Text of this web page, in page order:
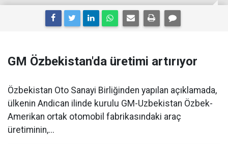
GM Özbekistan'da üretimi artırıyor
Özbekistan Oto Sanayi Birliğinden yapılan açıklamada,
ülkenin Andican ilinde kurulu GM-Uzbekistan Özbek-
Amerikan ortak otomobil fabrikasındaki araç
üretiminin,...